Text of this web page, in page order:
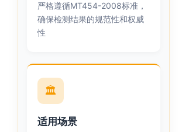
严格遵循MT454-2008标准，
确保检测结果的规范性和权威
性
🏛
适用场景